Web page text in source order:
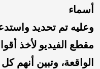
أسماء
وعليه تم تحديد
مقطع الفيديو لأخذ
الواقعة، وتبين أنهم